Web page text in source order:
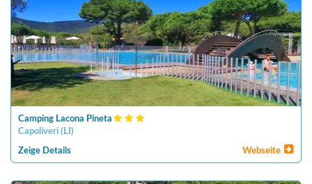
Camping Lacona Pineta
Capoliveri ( LI )
Zeige Details Webseite